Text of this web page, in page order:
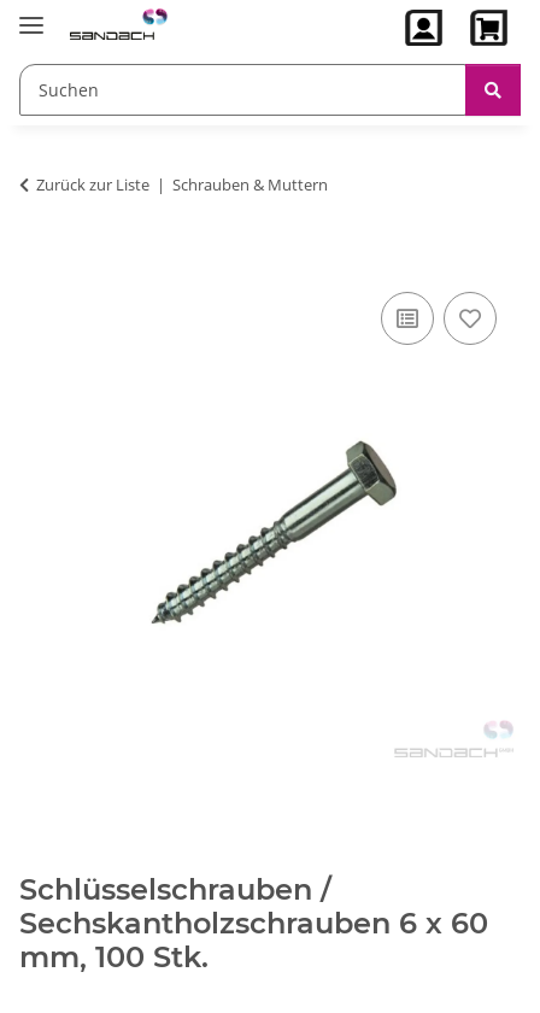
Zurück zur Liste Schrauben & Muttern
Schlüsselschrauben /
Sechskantholzschrauben 6 x 60
mm, 100 Stk.